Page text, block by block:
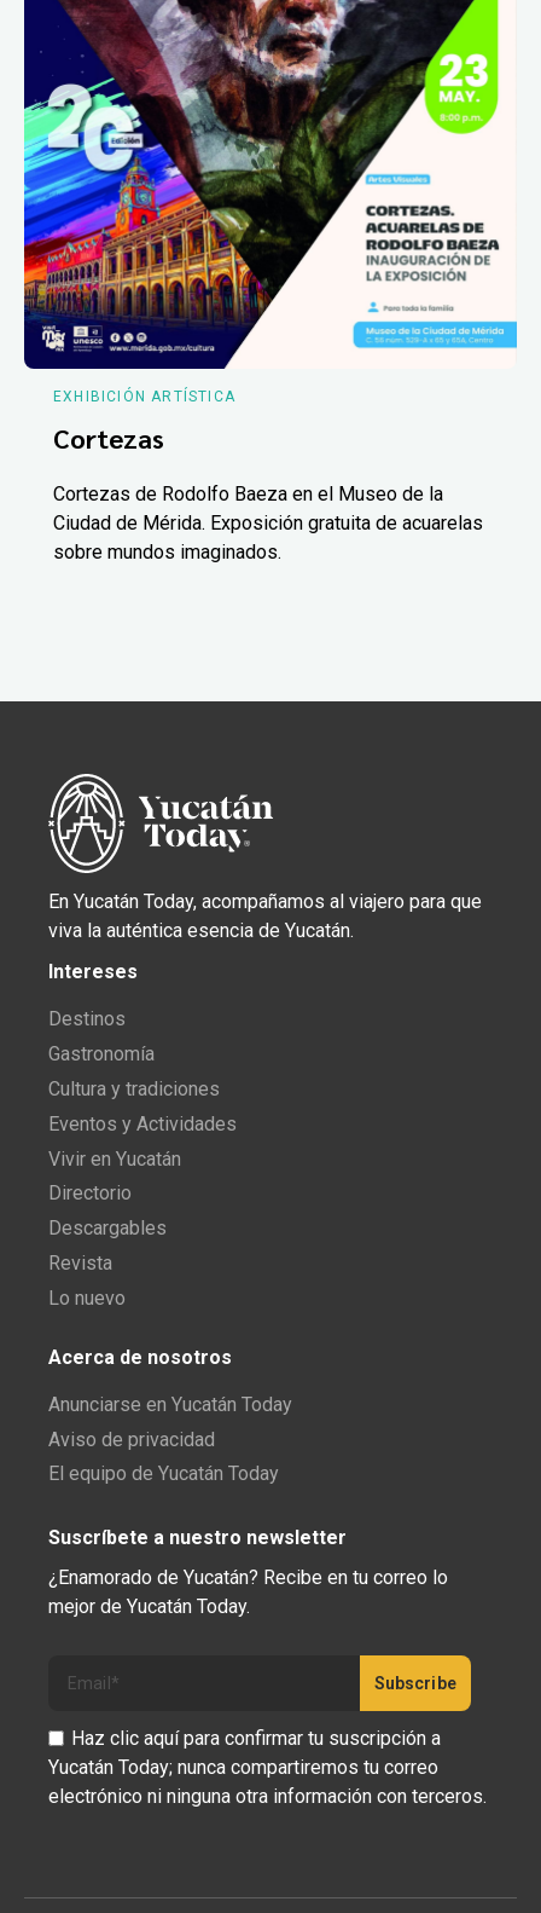
EXHIBICIÓN ARTÍSTICA
Cortezas
Cortezas de Rodolfo Baeza en el Museo de la
Ciudad de Mérida. Exposición gratuita de acuarelas
sobre mundos imaginados.
En Yucatán Today, acompañamos al viajero para que
viva la auténtica esencia de Yucatán.
Intereses
Destinos
Gastronomía
Cultura y tradiciones
Eventos y Actividades
Vivir en Yucatán
Directorio
Descargables
Revista
Lo nuevo
Acerca de nosotros
Anunciarse en Yucatán Today
Aviso de privacidad
El equipo de Yucatán Today
Suscríbete a nuestro newsletter
¿Enamorado de Yucatán? Recibe en tu correo lo
mejor de Yucatán Today.
Haz clic aquí para confirmar tu suscripción a
Yucatán Today; nunca compartiremos tu correo
electrónico ni ninguna otra información con terceros.